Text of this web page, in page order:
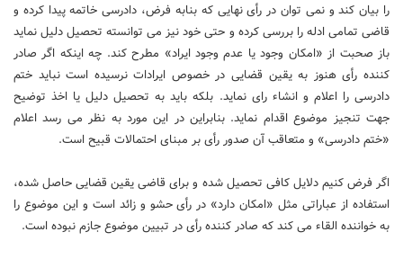
را بیان کند و نمی‏ توان در رأی نهایی که بنابه فرض، دادرسی خاتمه پیدا کرده و
قاضی تمامی ادله را بررسی کرده و حتی خود نیز می‏ توانسته تحصیل دلیل نماید
باز صحبت از «امکان وجود یا عدم وجود ایراد» مطرح کند. چه اینکه اگر صادر
کننده رأی هنوز به یقین قضایی در خصوص ایرادات نرسیده است نباید ختم
دادرسی را اعلام و انشاء رای نماید. بلکه باید به تحصیل دلیل یا اخذ توضیح
جهت تنجیز موضوع اقدام نماید. بنابراین در این مورد به نظر می رسد اعلام
«ختم دادرسی» و متعاقب آن صدور رأی بر مبنای احتمالات قبیح است.
اگر فرض کنیم دلایل کافی تحصیل شده و برای قاضی یقین قضایی حاصل شده،
استفاده از عباراتی مثل «امکان دارد» در رأی حشو و زائد است و این موضوع را
به خواننده القاء می‏ کند که صادر کننده رأی در تبیین موضوع جازم نبوده است.